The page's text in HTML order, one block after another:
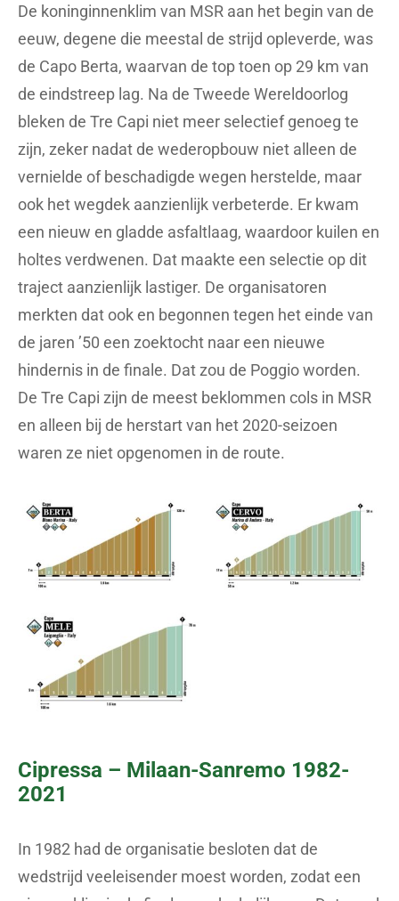
De koninginnenklim van MSR aan het begin van de
eeuw, degene die meestal de strijd opleverde, was
de Capo Berta, waarvan de top toen op 29 km van
de eindstreep lag. Na de Tweede Wereldoorlog
bleken de Tre Capi niet meer selectief genoeg te
zijn, zeker nadat de wederopbouw niet alleen de
vernielde of beschadigde wegen herstelde, maar
ook het wegdek aanzienlijk verbeterde. Er kwam
een nieuw en gladde asfaltlaag, waardoor kuilen en
holtes verdwenen. Dat maakte een selectie op dit
traject aanzienlijk lastiger. De organisatoren
merkten dat ook en begonnen tegen het einde van
de jaren ’50 een zoektocht naar een nieuwe
hindernis in de finale. Dat zou de Poggio worden.
De Tre Capi zijn de meest beklommen cols in MSR
en alleen bij de herstart van het 2020-seizoen
waren ze niet opgenomen in de route.
Cipressa – Milaan-Sanremo 1982-
2021
In 1982 had de organisatie besloten dat de
wedstrijd veeleisender moest worden, zodat een